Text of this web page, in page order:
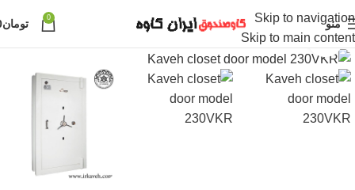
Skip to navigation
Skip to main content
منو 0 تومان
برای بزرگنمایی کلیک کنید